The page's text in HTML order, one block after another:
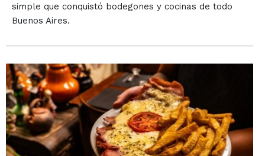
simple que conquistó bodegones y cocinas de todo
Buenos Aires.